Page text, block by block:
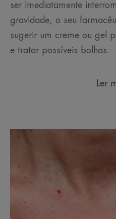
ser imediatamente
gravidade, o seu
sugerir um creme ou gel
e tratar possíveis bolhas.
Ler